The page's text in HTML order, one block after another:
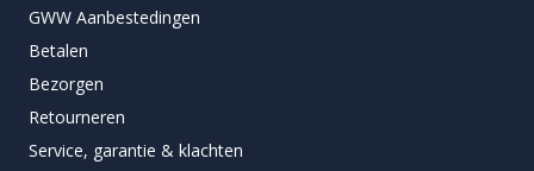
GWW Aanbestedingen
Betalen
Bezorgen
Retourneren
Service, garantie & klachten